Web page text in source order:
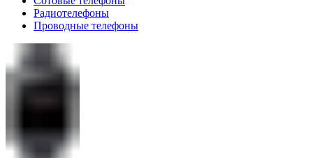
Радиотелефоны
Проводные телефоны